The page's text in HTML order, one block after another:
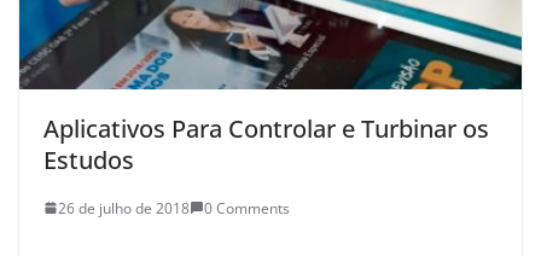
Aplicativos Para Controlar e Turbinar os
Estudos
26 de julho de 2018 0 Comments